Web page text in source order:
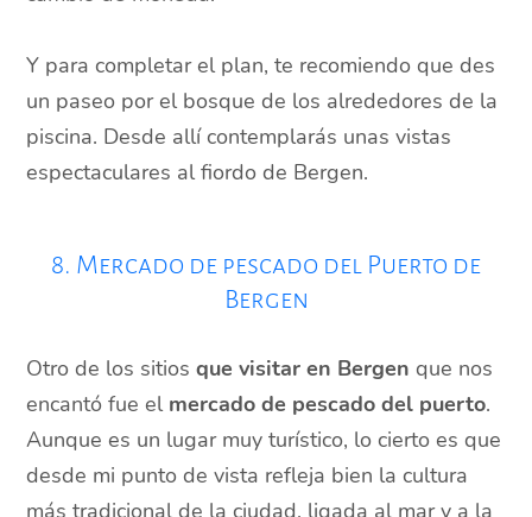
Y para completar el plan, te recomiendo que des
un paseo por el bosque de los alrededores de la
piscina. Desde allí contemplarás unas vistas
espectaculares al fiordo de Bergen.
8. Mercado de pescado del Puerto de
Bergen
Otro de los sitiosque visitar en Bergen que nos
encantó fue el mercado de pescado del puerto.
Aunque es un lugar muy turístico, lo cierto es que
desde mi punto de vista refleja bien la cultura